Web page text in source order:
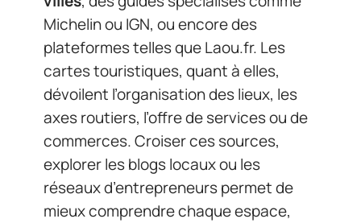
Michelin ou IGN, ou encore des
plateformes telles que Laou.fr. Les
cartes touristiques, quant à elles,
dévoilent l’organisation des lieux, les
axes routiers, l’offre de services ou de
commerces. Croiser ces sources,
explorer les blogs locaux ou les
réseaux d’entrepreneurs permet de
mieux comprendre chaque espace,